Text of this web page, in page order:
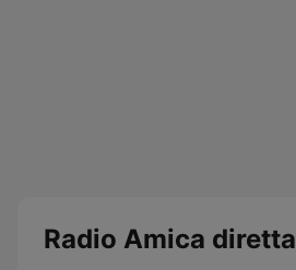
Radio Amica diretta